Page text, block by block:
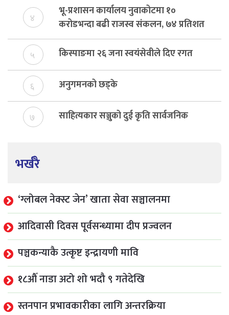
४
भू-प्रशासन कार्यालय नुवाकोटमा १०
करोडभन्दा बढी राजस्व संकलन, ७४ प्रतिशत
बेरुजु फर्छयौट
५ किस्पाङमा २६ जना स्वयंसेवीले दिए रगत
६ अनुगमनको छड्के
७ साहित्यकार सञ्जुको दुई कृति सार्वजनिक
भर्खरै
‘ग्लोबल नेक्स्ट जेन’ खाता सेवा सञ्चालनमा
आदिवासी दिवस पूर्वसन्ध्यामा दीप प्रज्वलन
पञ्चकन्याकै उत्कृष्ट इन्द्रायणी मावि
१८औँ नाडा अटो शो भदौ ९ गतेदेखि
स्तनपान प्रभावकारीका लागि अन्तरक्रिया